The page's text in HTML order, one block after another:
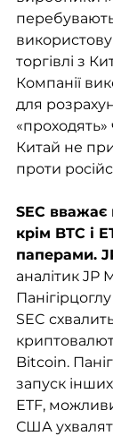
торгівлі з
Компанії
для
Китай не
проти
SEC вважає
крім BTC і
паперами.
аналітик JP
SEC
Bitcoin.
запуск
ETF,
США